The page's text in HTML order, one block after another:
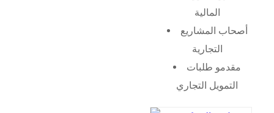
المالية
أصحاب المشاريع
التجارية
مقدمو طلبات
التمويل التجاري